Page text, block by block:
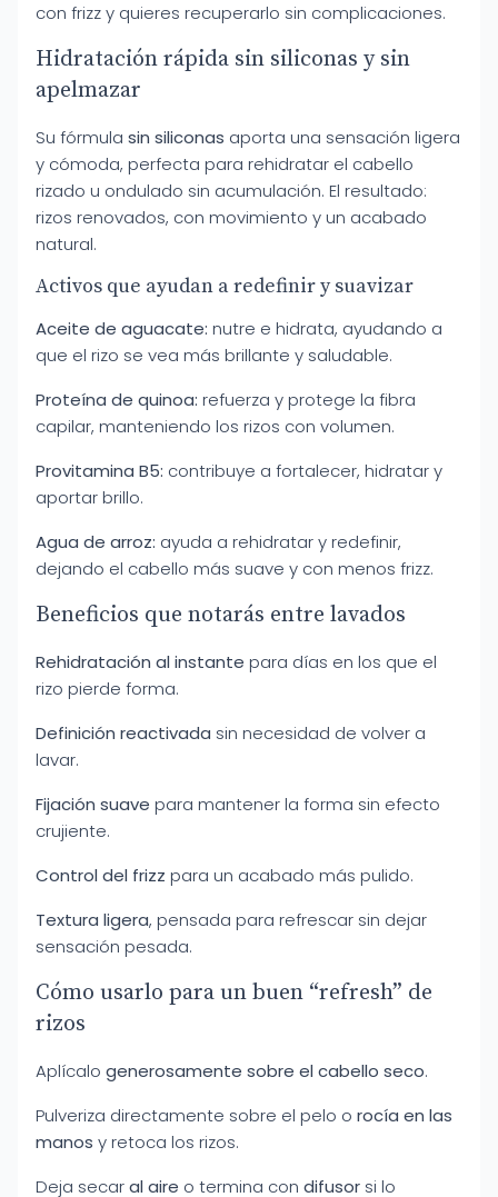
con frizz y quieres recuperarlo sin complicaciones.
Hidratación rápida sin siliconas y sin
apelmazar
Su fórmula sin siliconas aporta una sensación ligera
y cómoda, perfecta para rehidratar el cabello
rizado u ondulado sin acumulación. El resultado:
rizos renovados, con movimiento y un acabado
natural.
Activos que ayudan a redefinir y suavizar
Aceite de aguacate: nutre e hidrata, ayudando a
que el rizo se vea más brillante y saludable.
Proteína de quinoa: refuerza y protege la fibra
capilar, manteniendo los rizos con volumen.
Provitamina B5: contribuye a fortalecer, hidratar y
aportar brillo.
Agua de arroz: ayuda a rehidratar y redefinir,
dejando el cabello más suave y con menos frizz.
Beneficios que notarás entre lavados
Rehidratación al instante para días en los que el
rizo pierde forma.
Definición reactivada sin necesidad de volver a
lavar.
Fijación suave para mantener la forma sin efecto
crujiente.
Control del frizz para un acabado más pulido.
Textura ligera, pensada para refrescar sin dejar
sensación pesada.
Cómo usarlo para un buen “refresh” de
rizos
Aplícalo generosamente sobre el cabello seco.
Pulveriza directamente sobre el pelo o rocía en las
manos y retoca los rizos.
Deja secaral aire o termina con difusor si lo